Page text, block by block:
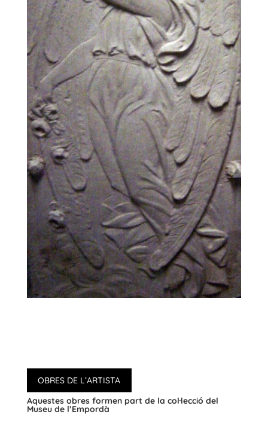
OBRES DE L’ARTISTA
Aquestes obres formen part de la col·lecció del
Museu de l’Empordà